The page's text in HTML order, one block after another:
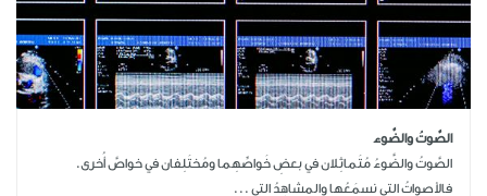
الصَّوتُ والضَّوء
الصَّوتُ والضَّوءُ مُتَماثِلان في بعضِ خَواصِّهِما ومُختَلِفان في خواصَّ أُخرى.
فالأصواتُ التي نسمَعُها والمشاهِدُ التي ...